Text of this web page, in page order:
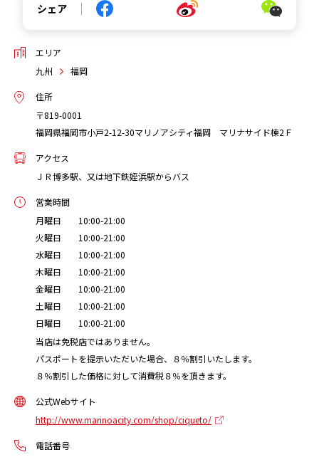
シェア
エリア
九州
福岡
住所
〒819-0001
福岡県福岡市小戸2-12-30マリノアシティ福岡 マリナサイド棟2Ｆ
アクセス
ＪＲ博多駅、又は地下鉄姪浜駅からバス
営業時間
月曜日 10:00-21:00
火曜日 10:00-21:00
水曜日 10:00-21:00
木曜日 10:00-21:00
金曜日 10:00-21:00
土曜日 10:00-21:00
日曜日 10:00-21:00
当店は免税店ではありません。
パスポートを提示いただいた場合、８％割引いたします。
８％割引した価格に対して消費税８％を頂きます。
公式Webサイト
http://www.marinoacity.com/shop/ciqueto/
電話番号